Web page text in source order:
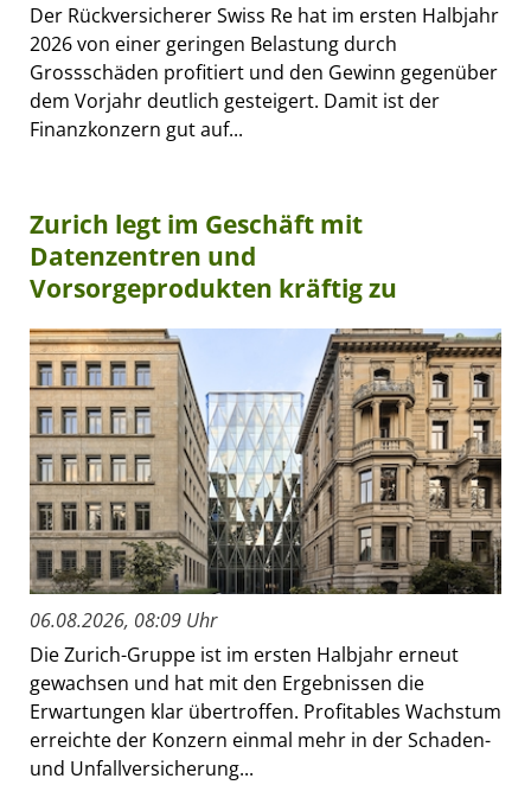
Der Rückversicherer Swiss Re hat im ersten Halbjahr
2026 von einer geringen Belastung durch
Grossschäden profitiert und den Gewinn gegenüber
dem Vorjahr deutlich gesteigert. Damit ist der
Finanzkonzern gut auf...
Zurich legt im Geschäft mit
Datenzentren und
Vorsorgeprodukten kräftig zu
06.08.2026, 08:09 Uhr
Die Zurich-Gruppe ist im ersten Halbjahr erneut
gewachsen und hat mit den Ergebnissen die
Erwartungen klar übertroffen. Profitables Wachstum
erreichte der Konzern einmal mehr in der Schaden-
und Unfallversicherung...